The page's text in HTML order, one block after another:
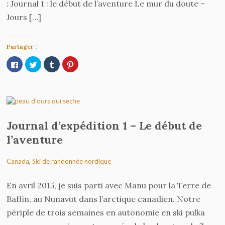
: Journal 1 : le début de l’aventure Le mur du doute –
Jours […]
Partager :
Cliquez
pour
partager
une
nouvelle
Cliquez
pour
partager
une
nouvelle
Cliquez
pour
partager
une
nouvelle
Cliquez
pour
une
nouvelle
Journal d’expédition 1 – Le début de
l’aventure
Canada,Ski de randonnée nordique
En avril 2015, je suis parti avec Manu pour la Terre de
Baffin, au Nunavut dans l’arctique canadien. Notre
périple de trois semaines en autonomie en ski pulka